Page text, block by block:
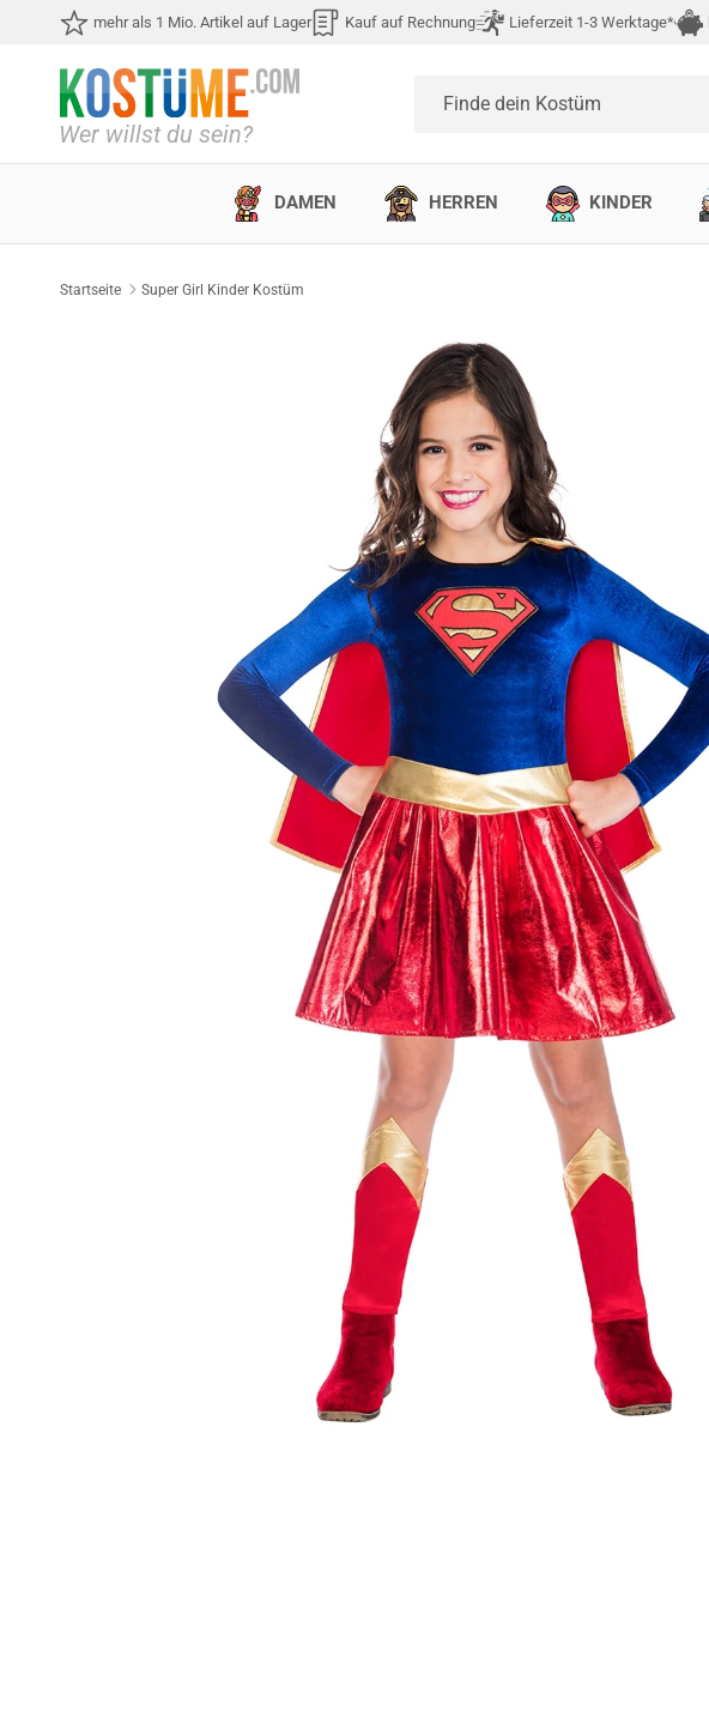
Direkt zum Inhaltmehr als 1 Mio. Artikel auf Lager Kauf auf Rechnung Lieferzeit 1-3 Werktage*
Finde dein Kostüm
DAMEN HERREN KINDER
Startseite Super Girl Kinder Kostüm